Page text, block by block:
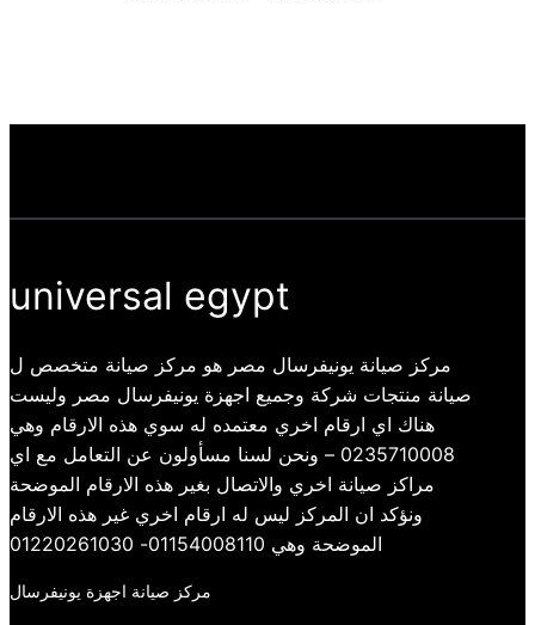
universal egypt
مركز صيانة يونيفرسال مصر هو مركز صيانة متخصص ل
صيانة منتجات شركة وجميع اجهزة يونيفرسال مصر وليست
هناك اي ارقام اخري معتمده له سوي هذه الارقام وهي
0235710008 – ونحن لسنا مسأولون عن التعامل مع اي
مراكز صيانة اخري والاتصال بغير هذه الارقام الموضحة
ونؤكد ان المركز ليس له ارقام اخري غير هذه الارقام
الموضحة وهي 01154008110- 01220261030
مركز صيانة اجهزة يونيفرسال